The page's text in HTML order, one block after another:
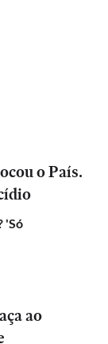
o País.
'Só
ao